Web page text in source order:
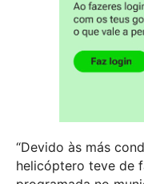
“Devido às más
helicóptero teve de